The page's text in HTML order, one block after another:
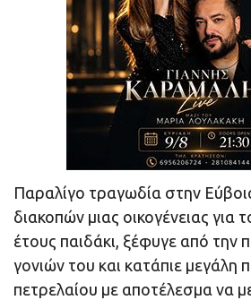
Παραλίγο τραγωδία στην
διακοπών μιας οικογένειας για
έτους παιδάκι, ξέφυγε από την
γονιών του και κατάπιε μεγάλη
πετρελαίου με αποτέλεσμα να